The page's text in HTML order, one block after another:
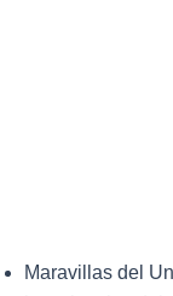
Maravillas del